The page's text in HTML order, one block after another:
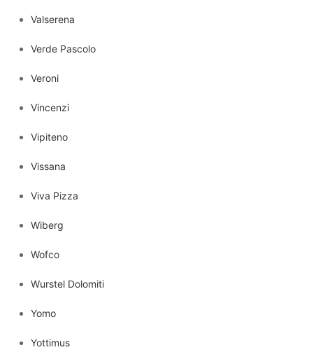
Valserena
Verde Pascolo
Veroni
Vincenzi
Vipiteno
Vissana
Viva Pizza
Wiberg
Wofco
Wurstel Dolomiti
Yomo
Yottimus